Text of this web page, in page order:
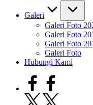
Galeri
Galeri Foto
Galeri Foto
Galeri Foto
Galeri Foto
Hubungi Kami
facebook.com
twitter.com